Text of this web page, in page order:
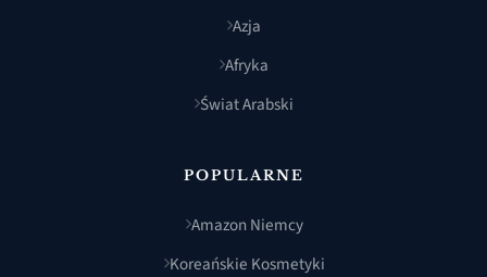
Azja
Afryka
Świat Arabski
POPULARNE
Amazon Niemcy
Koreańskie Kosmetyki